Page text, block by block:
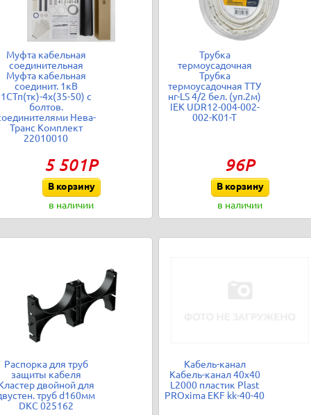
Муфта кабельная
соединительная
Муфта кабельная
соединит. 1кВ
1СТп(тк)-4х(35-50) с
болтов.
Нева-
Транс Комплект
22010010
5 501Р
В корзину
в наличии
Трубка
термоусадочная
Трубка
термоусадочная ТТУ
нг-LS 4/2 бел. (уп.2м)
IEK UDR12-004-002-
002-K01-T
96Р
В корзину
в наличии
Распорка для труб
защиты кабеля
двойной для
труб d160мм
DKC 025162
Кабель-канал
Кабель-канал 40х40
L2000 пластик Plast
PROxima EKF kk-40-40